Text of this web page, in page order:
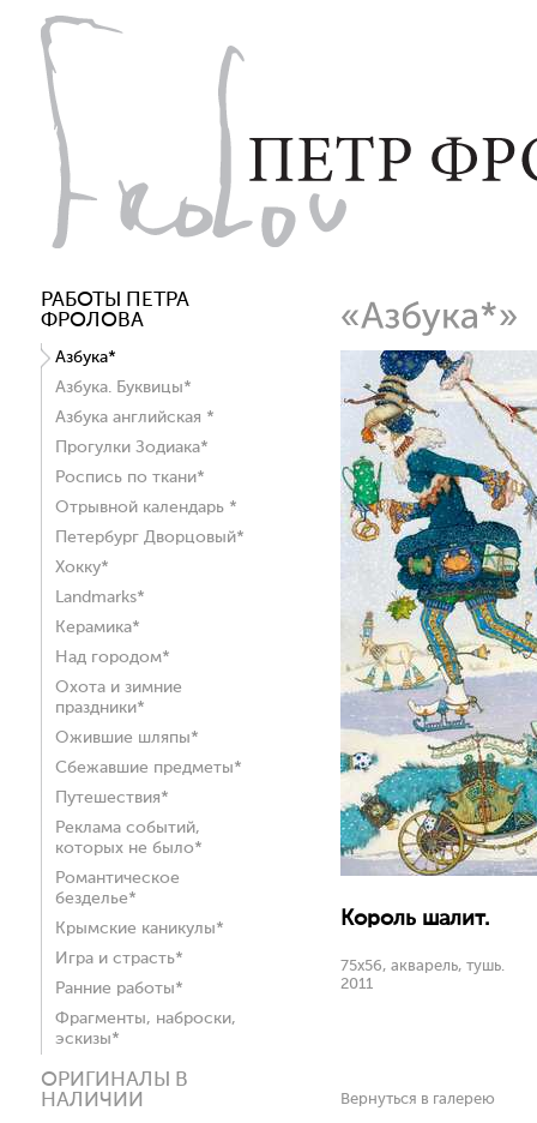
РАБОТЫ ПЕТРА
ФРОЛОВА
Азбука*
Азбука. Буквицы*
Азбука английская *
Прогулки Зодиака*
Роспись по ткани*
Отрывной календарь *
Петербург Дворцовый*
Хокку*
Landmarks*
Керамика*
Над городом*
Охота и зимние
праздники*
Ожившие шляпы*
Сбежавшие предметы*
Путешествия*
Реклама событий,
которых не было*
Романтическое
безделье*
Крымские каникулы*
Игра и страсть*
Ранние работы*
Фрагменты, наброски,
эскизы*
ОРИГИНАЛЫ В
НАЛИЧИИ
Король шалит.
75х56, акварель, тушь.
2011
Вернуться в галерею